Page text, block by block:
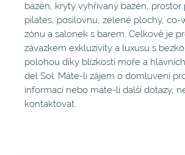
bazén, krytý vyhřívaný bazén, prostor
pilates, posilovnu, zelené plochy, co-
zónu a salonek s barem. Celkově je
závazkem exkluzivity a luxusu s
polohou díky blízkosti moře a
del Sol. Máte-li zájem o domluvení
informací nebo máte-li další dotazy,
kontaktovat.